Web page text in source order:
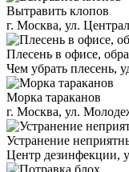
Вытравить клопов
г. Москва, ул.
Плесень в офисе,
Чем убрать плесень,
Морка тараканов
г. Москва, ул.
Устранение
Центр дезинфекции,